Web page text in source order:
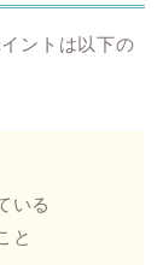
ントは以下の
いる
と